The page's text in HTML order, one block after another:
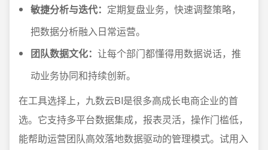
敏捷分析与迭代： 定期复盘业务，快速调整策略，
把数据分析融入日常运营。
团队数据文化： 让每个部门都懂得用数据说话，推
动业务协同和持续创新。
在工具选择上，九数云BI是很多高成长电商企业的首
选。它支持多平台数据集成，报表灵活，操作门槛低，
能帮助运营团队高效落地数据驱动的管理模式。试用入